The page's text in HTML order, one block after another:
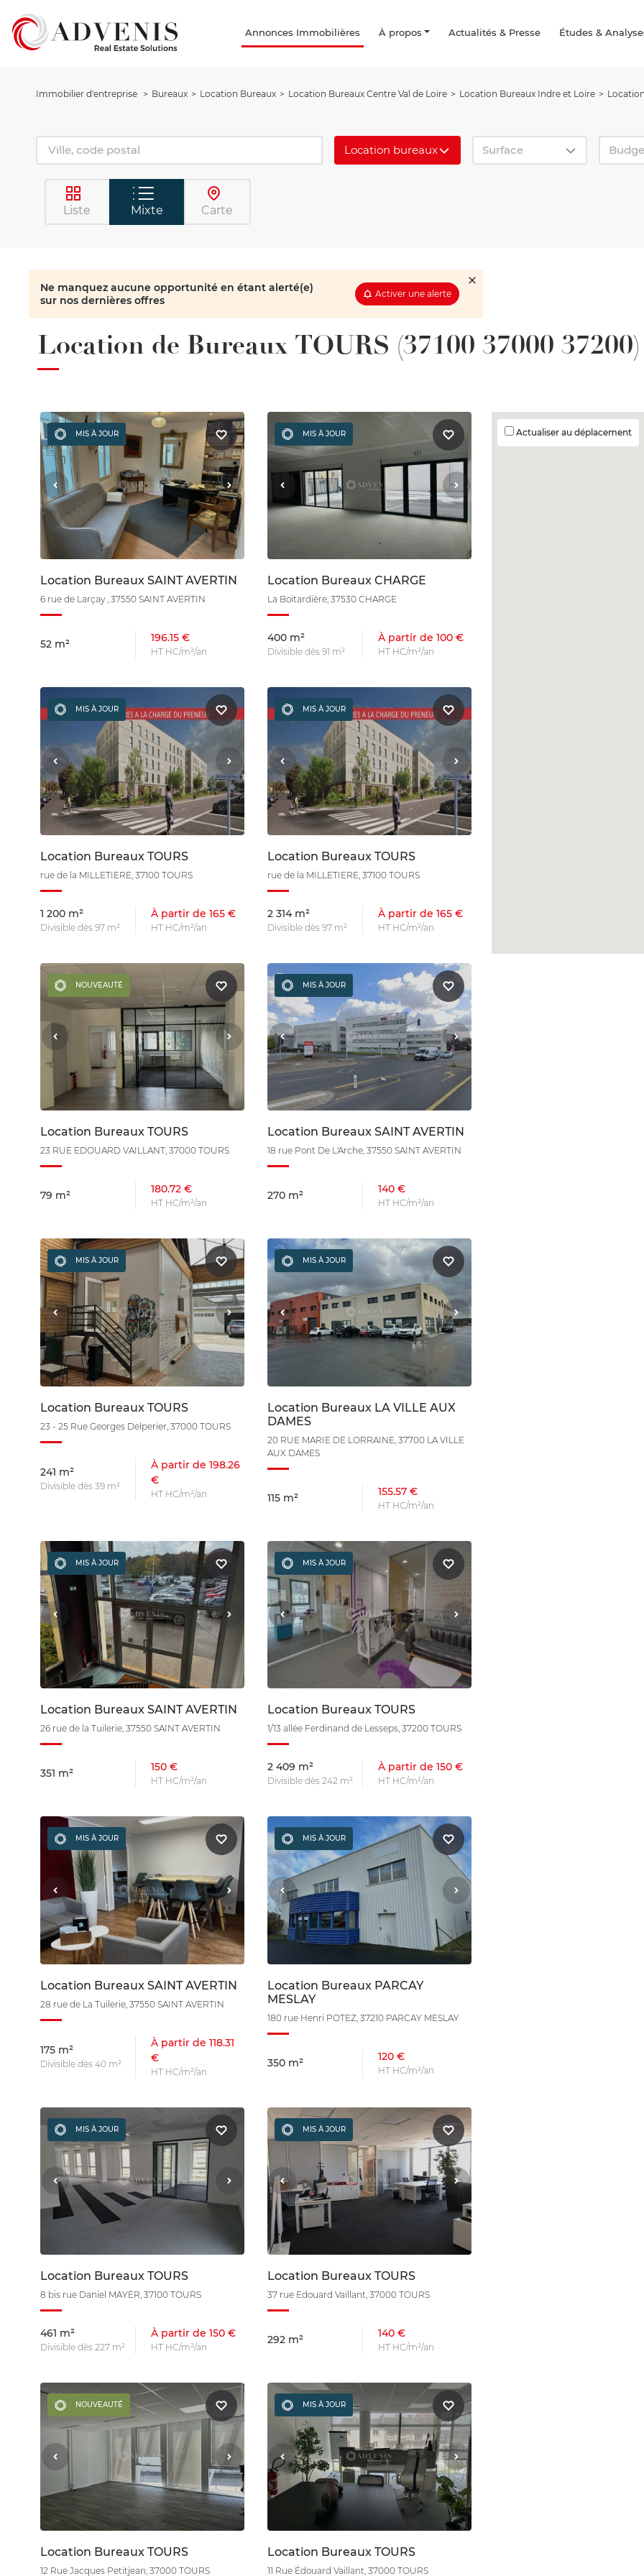
Annonces Immobilières À propos Actualités & Presse Études &
Immobilier d'entreprise Bureaux Location Bureaux Location Bureaux Centre Val de Loire Location Bureaux Indre et Loire
Location bureaux Surface
Liste Mixte Carte
Ne manquez aucune opportunité en étant alerté(e)
sur nos dernières offres
Activer une alerte
Location de Bureaux TOURS (37100 37000 37200)
MIS À JOUR
Location Bureaux SAINT AVERTIN
6 rue de Larçay , 37550 SAINT AVERTIN
52 m² 196.15 €
HT HC/m²/an
MIS À JOUR
Location Bureaux CHARGE
La Boitardière, 37530 CHARGE
400 m²
Divisible dès 91 m²
À partir de 100 €
HT HC/m²/an
MIS À JOUR
Location Bureaux TOURS
rue de la MILLETIERE, 37100 TOURS
1 200 m²
Divisible dès 97 m²
À partir de 165 €
HT HC/m²/an
MIS À JOUR
Location Bureaux TOURS
rue de la MILLETIERE, 37100 TOURS
2 314 m²
Divisible dès 97 m²
À partir de 165 €
HT HC/m²/an
NOUVEAUTÉ
Location Bureaux TOURS
23 RUE EDOUARD VAILLANT, 37000 TOURS
79 m² 180.72 €
HT HC/m²/an
MIS À JOUR
Location Bureaux SAINT AVERTIN
18 rue Pont De L'Arche, 37550 SAINT AVERTIN
270 m² 140 €
HT HC/m²/an
MIS À JOUR
Location Bureaux TOURS
23 - 25 Rue Georges Delperier, 37000 TOURS
241 m²
Divisible dès 39 m²
À partir de 198.26
€
HT HC/m²/an
MIS À JOUR
Location Bureaux LA VILLE AUX
DAMES
20 RUE MARIE DE LORRAINE, 37700 LA VILLE
AUX DAMES
115 m² 155.57 €
HT HC/m²/an
MIS À JOUR
Location Bureaux SAINT AVERTIN
26 rue de la Tuilerie, 37550 SAINT AVERTIN
351 m² 150 €
HT HC/m²/an
MIS À JOUR
Location Bureaux TOURS
1/13 allée Ferdinand de Lesseps, 37200 TOURS
2 409 m²
Divisible dès 242 m²
À partir de 150 €
HT HC/m²/an
MIS À JOUR
Location Bureaux SAINT AVERTIN
28 rue de La Tuilerie, 37550 SAINT AVERTIN
175 m²
Divisible dès 40 m²
À partir de 118.31
€
HT HC/m²/an
MIS À JOUR
Location Bureaux PARCAY
MESLAY
180 rue Henri POTEZ, 37210 PARCAY MESLAY
350 m² 120 €
HT HC/m²/an
MIS À JOUR
Location Bureaux TOURS
8 bis rue Daniel MAYER, 37100 TOURS
461 m²
Divisible dès 227 m²
À partir de 150 €
HT HC/m²/an
MIS À JOUR
Location Bureaux TOURS
37 rue Edouard Vaillant, 37000 TOURS
292 m² 140 €
HT HC/m²/an
NOUVEAUTÉ
Location Bureaux TOURS
12 Rue Jacques Petitjean, 37000 TOURS
MIS À JOUR
Location Bureaux TOURS
11 Rue Édouard Vaillant, 37000 TOURS
Actualiser au déplacement